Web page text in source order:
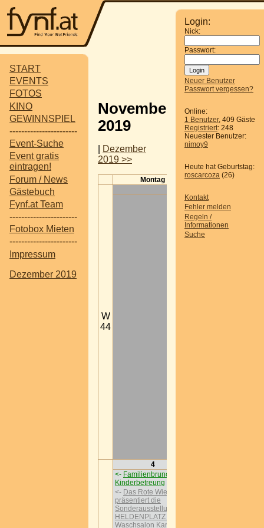
START
EVENTS
FOTOS
KINO
GEWINNSPIEL
-----------------------
Event-Suche
Event gratis
eintragen!
Forum / News
Gästebuch
Fynf.at Team
-----------------------
Fotobox Mieten
-----------------------
Impressum
Dezember 2019
Login:
Nick:
Passwort:
Neuer Benutzer
Passwort vergessen?
Online:
1 Benutzer, 409 Gäste
Registriert: 248
Neuester Benutzer:
nimoy9
Heute hat Geburtstag:
roscarcoza (26)
Kontakt
Fehler melden
Regeln /
Informationen
Suche
November
2019
Dezember
2019 >>
Montag Dienstag
W
44
4
<- Familienbrunch mit
Kinderbetreung
<- Das Rote Wien
präsentiert die
Sonderausstellungen
HELDENPLATZ ’29 im
Waschsalon Karl-Marx-